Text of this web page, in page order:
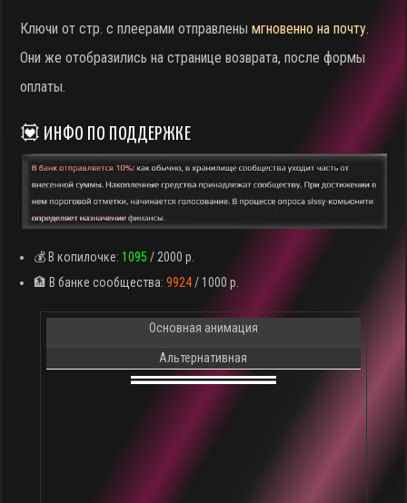
Ключи от стр. с плеерами отправленымгновенно на почту.
Они же отобразились на странице возврата, после формы
оплаты.
💟 ИНФО ПО ПОДДЕРЖКЕ
💰 В копилочке:1095/ 2000 р.
🏦 В банке сообщества:9924/ 1000 р.
Основная анимация
Альтернативная